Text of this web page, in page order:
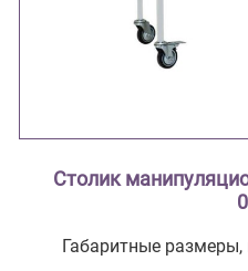
Столик
Габаритные